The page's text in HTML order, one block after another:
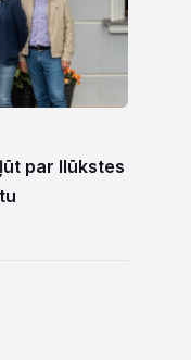
par Ilūkstes